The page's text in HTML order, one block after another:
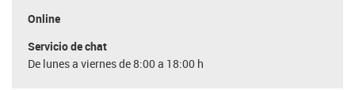
Online
Servicio de chat
De lunes a viernes de 8:00 a 18:00 h